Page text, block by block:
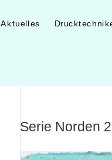
Aktuelles
Serie Norden